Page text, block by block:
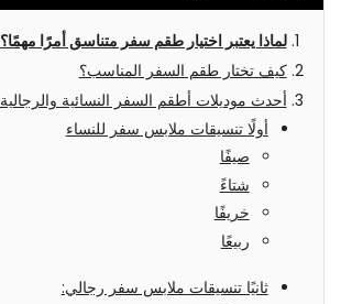
لماذا يعتبر اختيار طقم سفر متناسق أمرًا مهمًا؟
كيف تختار طقم السفر المناسب؟
أحدث موديلات أطقم السفر النسائية والرجالية
أولًا تنسيقات ملابس سفر للنساء
صيفًا
شتاءً
خريفًا
ربيعًا
ثانيًا تنسيقات ملابس سفر رجالي: